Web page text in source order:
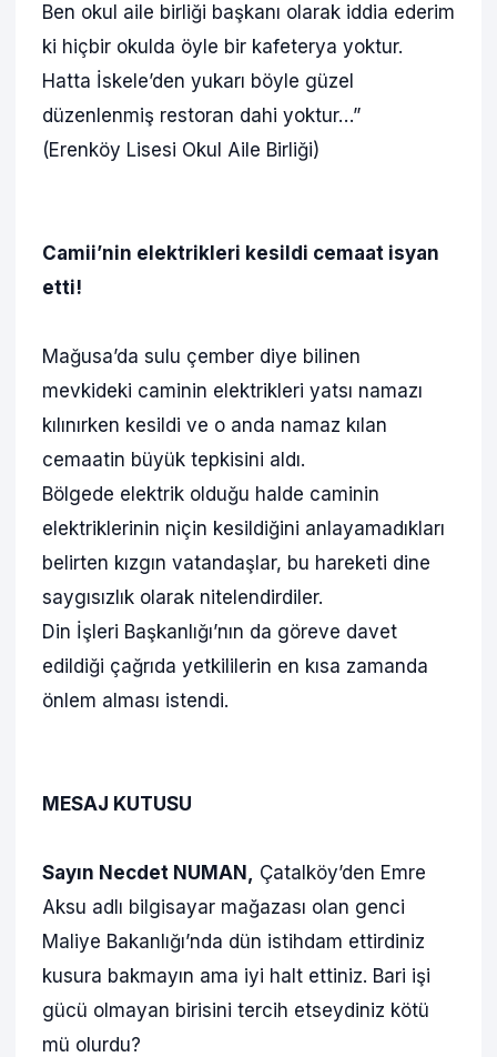
Ben okul aile birliği başkanı olarak iddia ederim
ki hiçbir okulda öyle bir kafeterya yoktur.
Hatta İskele’den yukarı böyle güzel
düzenlenmiş restoran dahi yoktur…”
(Erenköy Lisesi Okul Aile Birliği)
Camii’nin elektrikleri kesildi cemaat isyan
etti!
Mağusa’da sulu çember diye bilinen
mevkideki caminin elektrikleri yatsı namazı
kılınırken kesildi ve o anda namaz kılan
cemaatin büyük tepkisini aldı.
Bölgede elektrik olduğu halde caminin
elektriklerinin niçin kesildiğini anlayamadıkları
belirten kızgın vatandaşlar, bu hareketi dine
saygısızlık olarak nitelendirdiler.
Din İşleri Başkanlığı’nın da göreve davet
edildiği çağrıda yetkililerin en kısa zamanda
önlem alması istendi.
MESAJ KUTUSU
Sayın Necdet NUMAN, Çatalköy’den Emre
Aksu adlı bilgisayar mağazası olan genci
Maliye Bakanlığı’nda dün istihdam ettirdiniz
kusura bakmayın ama iyi halt ettiniz. Bari işi
gücü olmayan birisini tercih etseydiniz kötü
mü olurdu?